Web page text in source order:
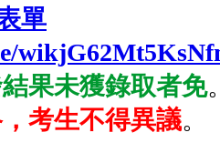
單
果未獲錄取者免
考生不得異議。